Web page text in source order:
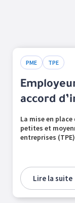
PME TPE
accord
La mise en
petites et
entreprises
Lire la suite